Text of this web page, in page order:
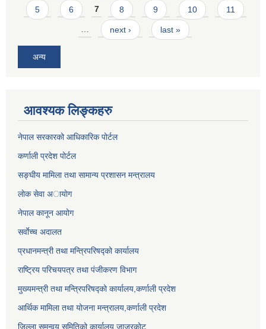
5 6 7 8 9 10 11
… next › last »
अन्य
आवश्यक लिङ्कहरु
नेपाल सरकारको आधिकारिक पोर्टल
कर्णाली प्रदेश पोर्टल
सङ्घीय मामिला तथा सामान्य प्रशासन मन्त्रालय
लाेक सेवा अायाेग
नेपाल कानून आयोग
सर्वाेच्च अदालत
प्रधानमन्त्री तथा मन्त्रिपरिषद्को कार्यालय
राष्ट्रिय परिचयपत्र तथा पंजीकरण विभाग
मुख्यमन्त्री तथा मन्त्रिपरिषद्को कार्यालय,कर्णाली प्रदेश
आर्थिक मामिला तथा योजना मन्त्रालय,कर्णाली प्रदेश
जिल्ला समन्वय समितिको कार्यालय,जाजरकाेट